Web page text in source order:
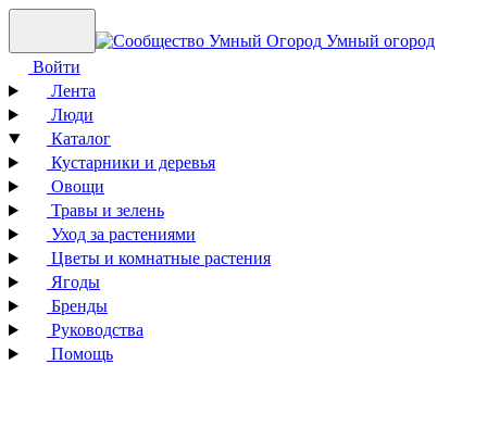
Умный огород
Войти
Лента
Люди
Каталог
Кустарники и деревья
Овощи
Травы и зелень
Уход за растениями
Цветы и комнатные растения
Ягоды
Бренды
Руководства
Помощь